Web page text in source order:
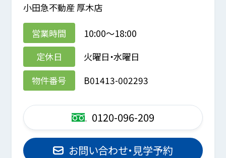
小田急不動産 厚木店
営業時間
10:00～18:00
定休日
火曜日・水曜日
物件番号
B01413-002293
0120-096-209
お問い合わせ・見学予約